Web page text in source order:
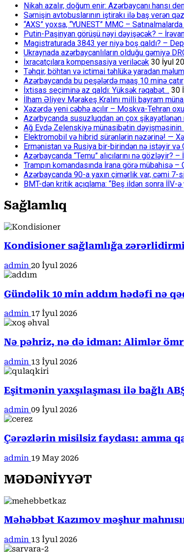
Nikah azalır, doğum enir: Azərbaycanı hansı
Sərnişin avtobuslarının iştirakı ilə baş verən
“AXS” yoxsa, “YUNEST” MMC –
Putin-Paşinyan görüşü nəyi dəyişəcək? –
Magistraturada 3843 yer niyə boş qaldı? –
Ukraynada azərbaycanlıların olduğu gəmiyə
İxracatçılara kompensasiya veriləcək 30 İyul
Təhqir, böhtan və ictimai təhlükə yaradan
Azərbaycanda bu peşələrdə maaş 10 minə çatır
İxtisas seçiminə az qaldı: Yüksək rəqabət… 30
İlham Əliyev Mərakeş Kralını milli bayram
Xəzərdə yeni cəbhə açılır – Moskva-Tehran
Azərbycanda susuzluqdan ən çox şikayətlənən
Ağ Evdə Zelenskiyə münasibətin
Elektromobil və hibrid sürənlərin nəzərinə! —
Ermənistan və Rusiya bir-birindən nə istəyir və
Azərbaycanda “Temu” alıcılarını nə gözləyir?
Trampın komandasında İrana görə mübahisə
Azərbaycanda 90-a yaxın çimərlik var, cəmi 7-
BMT-dən kritik açıqlama: “Beş ildən sonra İİV-
Sağlamlıq
Kondisioner sağlamlığa
admin 20 İyul 2026
Gündəlik 10 min addım hədəfi nə
admin 17 İyul 2026
Nə pəhriz, nə də idman: Alimlər
admin 13 İyul 2026
Eşitmənin yaxşılaşması ilə bağlı
admin 09 İyul 2026
Çərəzlərin misilsiz faydası: amma
admin 19 May 2026
MƏDƏNİYYƏT
Məhəbbət Kazımov məşhur
admin 13 İyul 2026